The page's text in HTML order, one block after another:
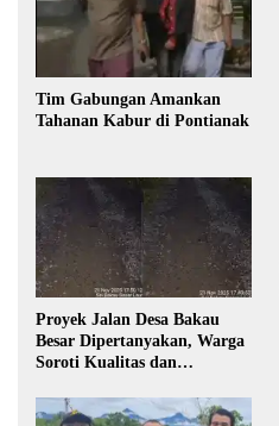
Tim Gabungan Amankan
Tahanan Kabur di Pontianak
Proyek Jalan Desa Bakau
Besar Dipertanyakan, Warga
Soroti Kualitas dan
Pembangunan